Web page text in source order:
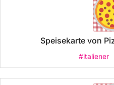
Speisekarte von
#italiener